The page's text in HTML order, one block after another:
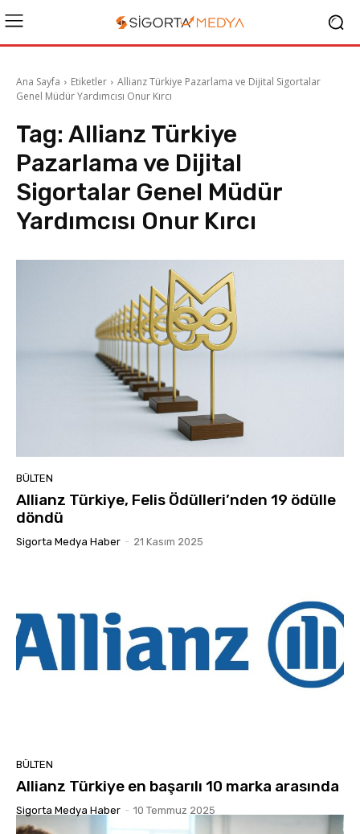
Ana Sayfa Etiketler
Allianz Türkiye Pazarlama ve Dijital Sigortalar
Genel Müdür Yardımcısı Onur Kırcı
Tag: Allianz Türkiye
Pazarlama ve Dijital
Sigortalar Genel Müdür
Yardımcısı Onur Kırcı
BÜLTEN
Allianz Türkiye, Felis Ödülleri’nden 19 ödülle
döndü
Sigorta Medya Haber - 21 Kasım 2025
BÜLTEN
Allianz Türkiye en başarılı 10 marka arasında
Sigorta Medya Haber - 10 Temmuz 2025